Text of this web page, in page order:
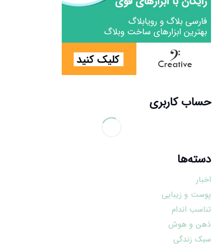
حساب کاربری
دسته‌ها
اخبار
پوست و زیبایی
تناسب اندام
ذهن و هوش
سبک زندگی